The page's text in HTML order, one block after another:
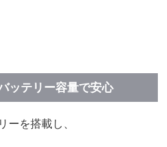
ッテリー容量で安心
を搭載し、